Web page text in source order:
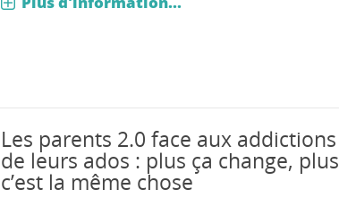
Les parents 2.0 face aux addictions
de leurs ados : plus ça change, plus
c’est la même chose